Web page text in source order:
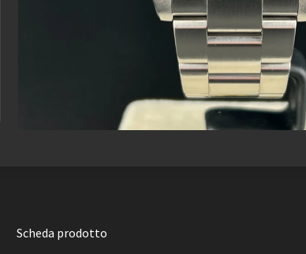
Scheda prodotto